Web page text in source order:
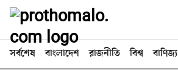
সর্বশেষ বাংলাদেশ রাজনীতি বিশ্ব বাণিজ্য